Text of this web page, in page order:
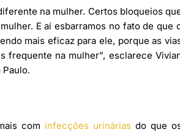
na mulher. Certos bloqueios
E aí esbarramos no fato de que
mais eficaz para ele, porque as
frequente na mulher”, esclarece
com infecções urinárias do que